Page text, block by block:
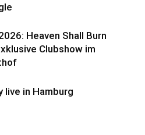
Heaven Shall Burn
Clubshow im
live in Hamburg